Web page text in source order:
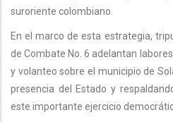
suroriente colombiano.
En el marco de esta estrategia,
de Combate No. 6 adelantan
y volanteo sobre el municipio de
presencia del Estado y
este importante ejercicio